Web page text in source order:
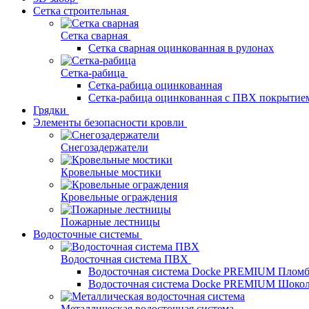
Сетка строительная
Сетка сварная
Сетка сварная оцинкованная в рулонах
Сетка-рабица
Сетка-рабица оцинкованная
Сетка-рабица оцинкованная с ПВХ
Грядки
Элементы безопасности кровли
Снегозадержатели
Кровельные мостики
Кровельные ограждения
Пожарные лестницы
Водосточные системы
Водосточная система ПВХ
Водосточная система Docke PREMIUM
Водосточная система Docke PREMIUM